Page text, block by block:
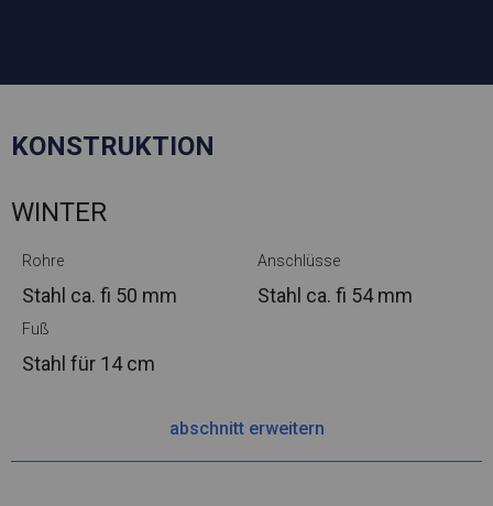
KONSTRUKTION
WINTER
Rohre
Stahl ca. fi 50 mm
Anschlüsse
Stahl ca. fi 54 mm
Fuß
Stahl für 14 cm
abschnitt erweitern